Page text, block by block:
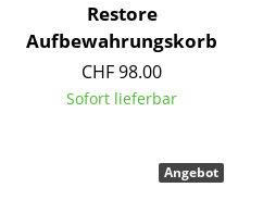
Bodenleuchten
Wandleuchten
Outdoor-Leuchten
... alle Leuchten
Restore
Aufbewahrungskorb
CHF 98.00
Sofort lieferbar
Angebot